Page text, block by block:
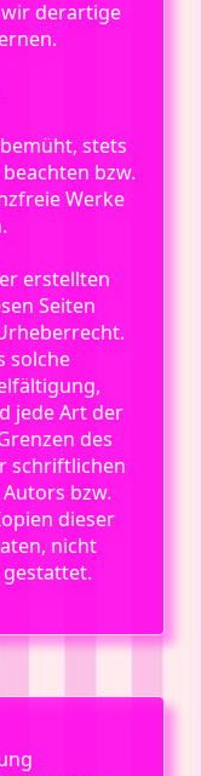
derartige
stets
bzw.
Werke
erstellten
Seiten
solche
jede Art der
des
schriftlichen
bzw.
dieser
nicht